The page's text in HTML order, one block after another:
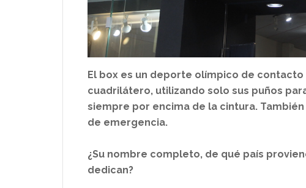
El box es un deporte olímpico de
cuadrilátero, utilizando solo sus puños
siempre por encima de la cintura.
de emergencia.
¿Su nombre completo, de qué país
dedican?